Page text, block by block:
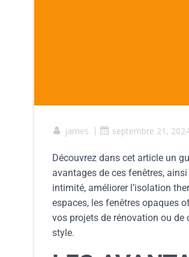
james | septembre 21,
Découvrez dans cet article un
avantages de ces fenêtres,
intimité, améliorer l’isolation
espaces, les fenêtres opaques
vos projets de rénovation ou
style.